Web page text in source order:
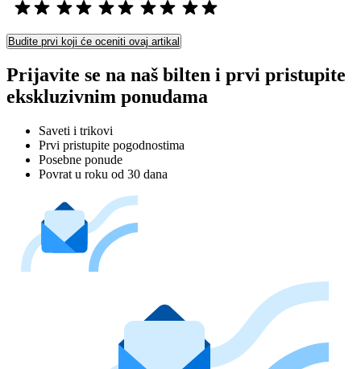
Budite prvi koji će oceniti ovaj artikal
Prijavite se na naš bilten i prvi pristupite
ekskluzivnim ponudama
Saveti i trikovi
Prvi pristupite pogodnostima
Posebne ponude
Povrat u roku od 30 dana